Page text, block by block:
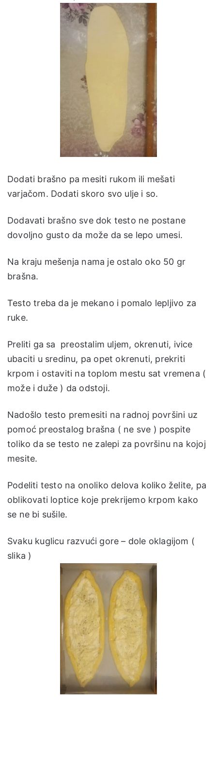
Dodati brašno pa mesiti rukom ili mešati
varjačom. Dodati skoro svo ulje i so.
Dodavati brašno sve dok testo ne postane
dovoljno gusto da može da se lepo umesi.
Na kraju mešenja nama je ostalo oko 50 gr
brašna.
Testo treba da je mekano i pomalo lepljivo za
ruke.
Preliti ga sa preostalim uljem, okrenuti, ivice
ubaciti u sredinu, pa opet okrenuti, prekriti
krpom i ostaviti na toplom mestu sat vremena (
može i duže ) da odstoji.
Nadošlo testo premesiti na radnoj površini uz
pomoć preostalog brašna ( ne sve ) pospite
toliko da se testo ne zalepi za površinu na kojoj
mesite.
Podeliti testo na onoliko delova koliko želite, pa
oblikovati loptice koje prekrijemo krpom kako
se ne bi sušile.
Svaku kuglicu razvući gore – dole oklagijom (
slika )